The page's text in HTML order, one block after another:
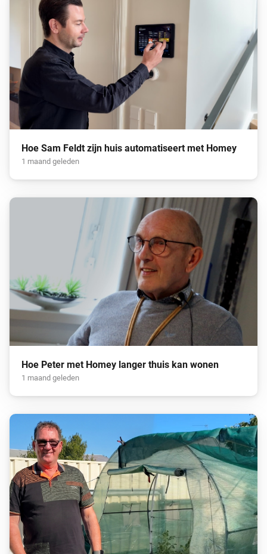
Hoe Sam Feldt zijn huis automatiseert met Homey
1 maand geleden
Hoe Peter met Homey langer thuis kan wonen
1 maand geleden